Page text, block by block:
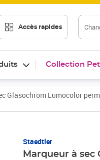
Accès rapides
Collection
Glasochrom Lumocolor
Staedtler
Marqueur à
Prix 2,97€